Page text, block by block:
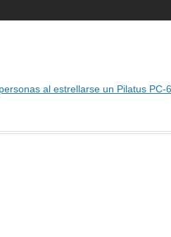
al estrellarse un Pilatus PC-6